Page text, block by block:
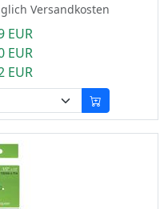
Versandkosten
EUR
EUR
EUR